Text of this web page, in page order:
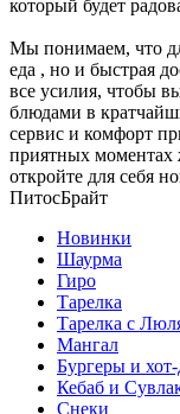
который будет
Мы понимаем, что
еда , но и быстрая
все усилия, чтобы
блюдами в
сервис и комфорт
приятных моментах
откройте для себя
ПитосБрайт
Новинки
Шаурма
Гиро
Тарелка
Тарелка с
Мангал
Бургеры и
Кебаб и
Снеки